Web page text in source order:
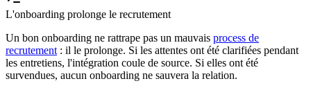
L'onboarding prolonge le recrutement
Un bon onboarding ne rattrape pas un mauvais process de
recrutement : il le prolonge. Si les attentes ont été clarifiées pendant
les entretiens, l'intégration coule de source. Si elles ont été
survendues, aucun onboarding ne sauvera la relation.